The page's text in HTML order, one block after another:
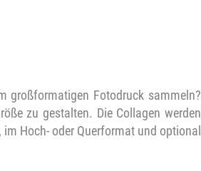
großformatigen Fotodruck sammeln?
zu gestalten. Die Collagen werden
Hoch- oder Querformat und optional